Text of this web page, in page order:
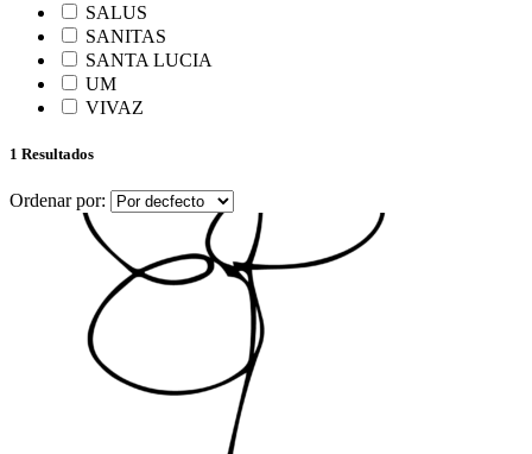
SALUS
SANITAS
SANTA LUCIA
UM
VIVAZ
1 Resultados
Ordenar por: